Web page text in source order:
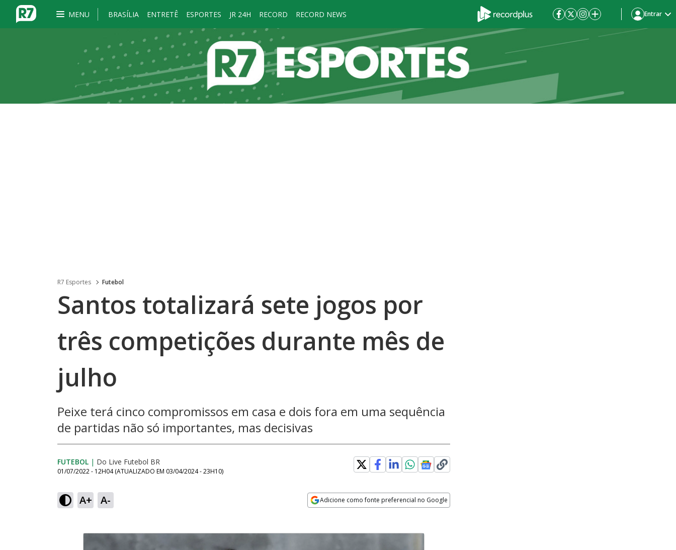
MENU BRASÍLIA ENTRETÊ ESPORTES JR 24H RECORD RECORD NEWS Entrar
R7 Esportes Futebol
Santos totalizará sete jogos por
três competições durante mês de
julho
Peixe terá cinco compromissos em casa e dois fora em uma sequência
de partidas não só importantes, mas decisivas
FUTEBOL | Do Live Futebol BR
01/07/2022 - 12H04 (ATUALIZADO EM 03/04/2024 - 23H10)
A+ A- Adicione como fonte preferencial no Google